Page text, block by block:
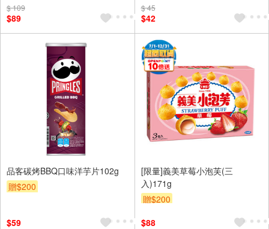
$ 109
$89
$ 45
$42
品客碳烤BBQ口味洋芋片102g
贈$200
$59
[限量]義美草莓小泡芙(三
入)171g
贈$200
$88